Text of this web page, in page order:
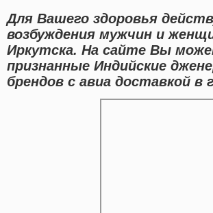
Для Вашего здоровья
возбуждения мужчин и
Иркутска. На сайте Вы
признанные Индийские
брендов с авиа доставкой в